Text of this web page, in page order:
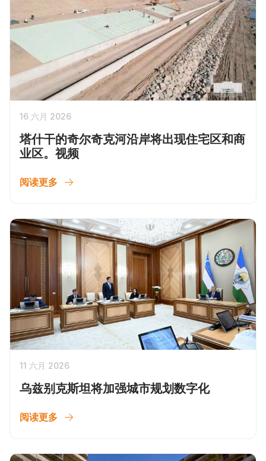
16 六月 2026
塔什干的奇尔奇克河沿岸将出现住宅区和商
业区。视频
阅读更多
11 六月 2026
乌兹别克斯坦将加强城市规划数字化
阅读更多